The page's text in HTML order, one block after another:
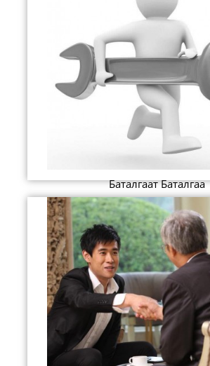
Баталгаат Баталгаа